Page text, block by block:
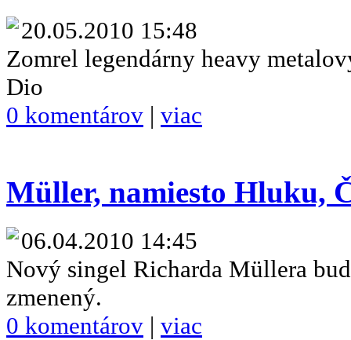
20.05.2010 15:48
Zomrel legendárny heavy
Dio
0 komentárov | viac
Müller, namiesto Hluku,
06.04.2010 14:45
Nový singel Richarda Müllera
zmenený.
0 komentárov | viac